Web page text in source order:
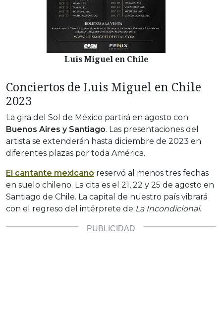
Luis Miguel en Chile
Conciertos de Luis Miguel en Chile
2023
La gira del Sol de México partirá en agosto con
Buenos Aires y Santiago. Las presentaciones del
artista se extenderán hasta diciembre de 2023 en
diferentes plazas por toda América.
El cantante mexicano reservó al menos tres fechas
en suelo chileno. La cita es el 21, 22 y 25 de agosto en
Santiago de Chile. La capital de nuestro país vibrará
con el regreso del intérprete de La Incondicional.